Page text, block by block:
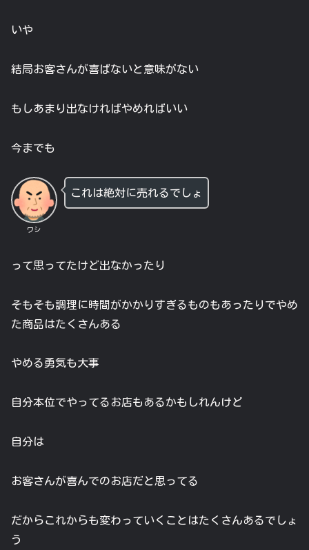
いや
結局お客さんが喜ばないと意味がない
もしあまり出なければやめればいい
今までも
ワシ
これは絶対に売れるでしょ
って思ってたけど出なかったり
そもそも調理に時間がかかりすぎるものもあったりでやめ
た商品はたくさんある
やめる勇気も大事
自分本位でやってるお店もあるかもしれんけど
自分は
お客さんが喜んでのお店だと思ってる
だからこれからも変わっていくことはたくさんあるでしょ
う